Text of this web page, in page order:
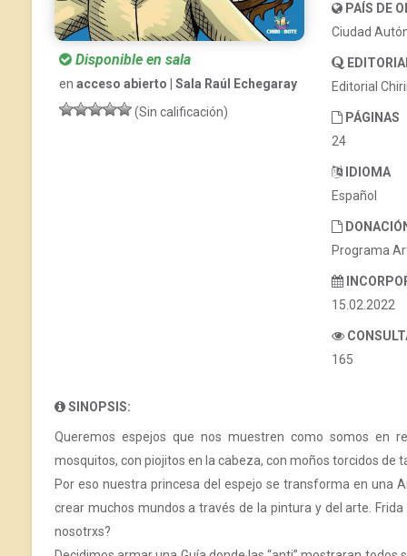
Disponible en sala
en acceso abierto | Sala Raúl Echegaray
(Sin calificación)
PAÍS DE
Ciudad
Editorial
PÁGINAS
24
IDIOMA
Español
Programa
15.02.2022
165
SINOPSIS:
Queremos espejos que nos muestren como somos en
mosquitos, con piojitos en la cabeza, con moños torcidos
Por eso nuestra princesa del espejo se transforma en una
crear muchos mundos a través de la pintura y del arte.
nosotrxs?